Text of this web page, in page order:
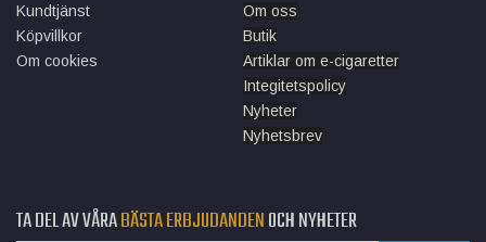
Kundtjänst
Köpvillkor
Om cookies
Om oss
Butik
Artiklar om e-cigaretter
Integitetspolicy
Nyheter
Nyhetsbrev
TA DEL AV VÅRABÄSTA ERBJUDANDENOCH NYHETER